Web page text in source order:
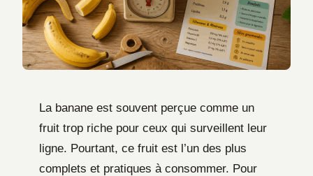
La banane est souvent perçue comme un
fruit trop riche pour ceux qui surveillent leur
ligne. Pourtant, ce fruit est l’un des plus
complets et pratiques à consommer. Pour